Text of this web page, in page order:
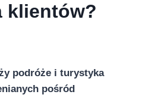
klientów?
podróże i turystyka
pośród